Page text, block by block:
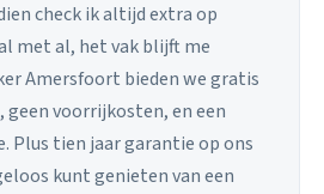
check ik altijd extra op
met al, het vak blijft me
Amersfoort bieden we gratis
geen voorrijkosten, en een
Plus tien jaar garantie op ons
kunt genieten van een